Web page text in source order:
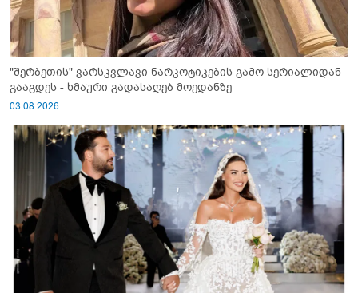
"შერბეთის" ვარსკვლავი ნარკოტიკების გამო სერიალიდან
გააგდეს - ხმაური გადასაღებ მოედანზე
03.08.2026